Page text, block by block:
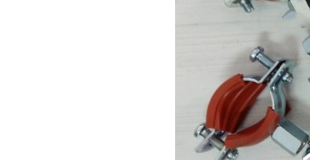
Bulong lục giác